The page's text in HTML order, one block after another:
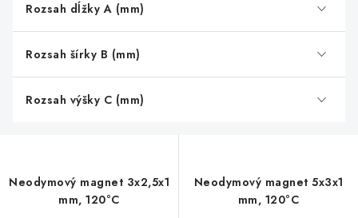
Rozsah dĺžky A (mm)
Rozsah šírky B (mm)
Rozsah výšky C (mm)
Neodymový magnet 3x2,5x1
mm, 120°C
Neodymový magnet 5x3x1
mm, 120°C